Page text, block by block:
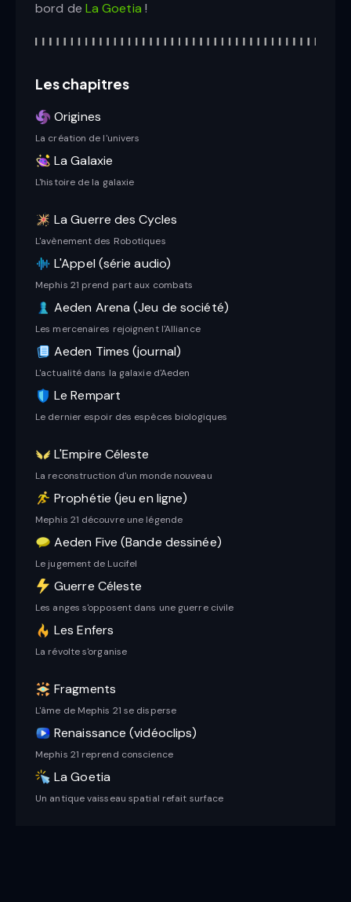
bord de La Goetia !
Les chapitres
Origines
La création de l'univers
La Galaxie
L'histoire de la galaxie
La Guerre des Cycles
L'avènement des Robotiques
L'Appel (série audio)
Mephis 21 prend part aux combats
Aeden Arena (Jeu de société)
Les mercenaires rejoignent l'Alliance
Aeden Times (journal)
L'actualité dans la galaxie d'Aeden
Le Rempart
Le dernier espoir des espèces biologiques
L'Empire Céleste
La reconstruction d'un monde nouveau
Prophétie (jeu en ligne)
Mephis 21 découvre une légende
Aeden Five (Bande dessinée)
Le jugement de Lucifel
Guerre Céleste
Les anges s'opposent dans une guerre civile
Les Enfers
La révolte s'organise
Fragments
L'âme de Mephis 21 se disperse
Renaissance (vidéoclips)
Mephis 21 reprend conscience
La Goetia
Un antique vaisseau spatial refait surface